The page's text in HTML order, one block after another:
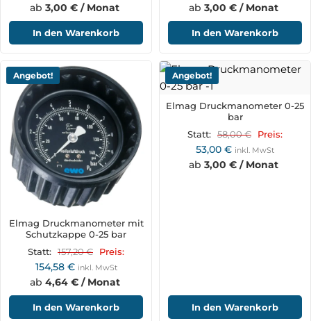
ab 3,00 € / Monat
In den Warenkorb
ab 3,00 € / Monat
In den Warenkorb
Angebot!
Elmag Druckmanometer mit
Schutzkappe 0-25 bar
Statt: 157,20€ Preis:
154,58 € inkl. MwSt
ab 4,64 € / Monat
In den Warenkorb
Angebot!
Elmag Druckmanometer 0-25
bar
Statt: 58,00€ Preis:
53,00 € inkl. MwSt
ab 3,00 € / Monat
In den Warenkorb